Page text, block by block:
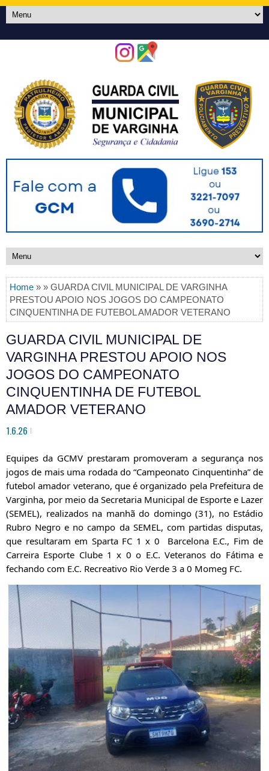
Home » » GUARDA CIVIL MUNICIPAL DE VARGINHA
PRESTOU APOIO NOS JOGOS DO CAMPEONATO
CINQUENTINHA DE FUTEBOL AMADOR VETERANO
GUARDA CIVIL MUNICIPAL DE
VARGINHA PRESTOU APOIO NOS
JOGOS DO CAMPEONATO
CINQUENTINHA DE FUTEBOL
AMADOR VETERANO
1.6.26
Equipes da GCMV prestaram promoveram a segurança nos
jogos de mais uma rodada do “Campeonato Cinquentinha” de
futebol amador veterano, que é organizado pela Prefeitura de
Varginha, por meio da Secretaria Municipal de Esporte e Lazer
(SEMEL), realizados na manhã do domingo (31), no Estádio
Rubro Negro e no campo da SEMEL, com partidas disputas,
que resultaram em Sparta FC 1 x 0  Barcelona E.C., Fim de
Carreira Esporte Clube 1 x 0 o E.C. Veteranos do Fátima e
fechando com E.C. Recreativo Rio Verde 3 a 0 Momeg FC.